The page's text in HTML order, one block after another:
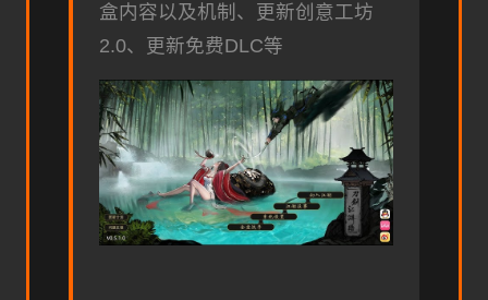
盒内容以及机制、更新创意工坊
2.0、更新免费DLC等